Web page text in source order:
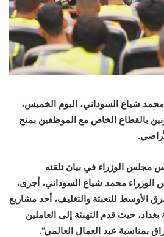
شياع السوداني، اليوم الخميس،
بالقطاع الخاص مع الموظفين بمنح
.
مجلس الوزراء في بيان تلقته
محمد شياع السوداني، أجرى،
الأوسط للتعبئة والتغليف، أحد مشاريع
حيث قدم التهنئة إلى العاملين
بمناسبة عيد العمال العالمي“.